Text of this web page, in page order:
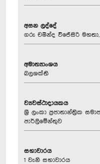
අසන ලද්දේ
ගරු චමින්ද වි‍ජේසිරි මහතා,
අමාත්‍යාංශය
බලශක්ති
ව්‍යවස්ථාදායකය
ශ්‍රී ලංකා ප්‍රජාතාන්ත්‍රික
පාර්ලිමේන්තුව
සභාවාරය
1 වැනි සභාවාරය